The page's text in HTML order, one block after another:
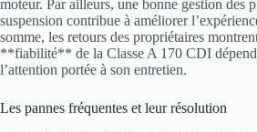
moteur. Par ailleurs, une bonne gestion des
suspension contribue à améliorer
somme, les retours des propriétaires
**fiabilité** de la Classe A 170 CDI
l’attention portée à son entretien.
Les pannes fréquentes et leur résolution